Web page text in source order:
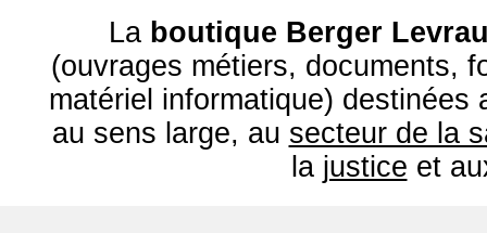
La boutique Berger
(ouvrages métiers, documents,
matériel informatique) destinées
au sens large, au secteur de la
la justice et